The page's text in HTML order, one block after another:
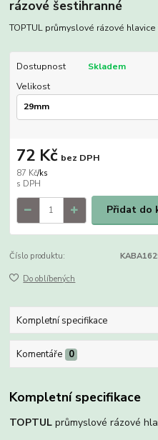
rázové šestihranné
TOPTUL průmyslové rázové hlavice
Dostupnost
Skladem
Velikost
87 Kč/ks
72 Kč bez DPH
Přidat do
Číslo produktu:
Do oblíbených
Kompletní specifikace
Komentáře 0
Kompletní specifikace
TOPTUL průmyslové rázové